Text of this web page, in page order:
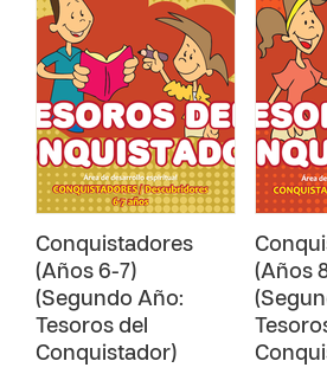
Conquistadores
(Años 6-7)
(Segundo Año:
Tesoros del
Conquistador)
(Años